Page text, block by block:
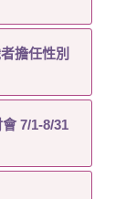
擔任性別
7/1-8/31